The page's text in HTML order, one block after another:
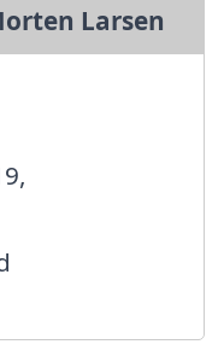
Larsen